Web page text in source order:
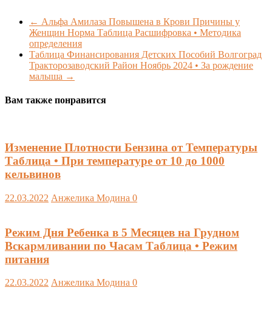
← Альфа Амилаза Повышена в Крови Причины у
Женщин Норма Таблица Расшифровка • Методика
определения
Таблица Финансирования Детских Пособий Волгоград
Тракторозаводский Район Ноябрь 2024 • За рождение
малыша →
Вам также понравится
Изменение Плотности Бензина от Температуры
Таблица • При температуре от 10 до 1000
кельвинов
22.03.2022 Анжелика Модина 0
Режим Дня Ребенка в 5 Месяцев на Грудном
Вскармливании по Часам Таблица • Режим
питания
22.03.2022 Анжелика Модина 0